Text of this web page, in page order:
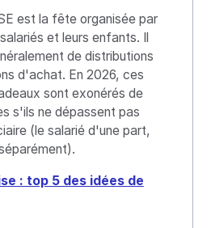
est la fête organisée par
et leurs enfants. Il
de distributions
d'achat. En 2026, ces
sont exonérés de
s'ils ne dépassent pas
(le salarié d'une part,
: top 5 des idées de